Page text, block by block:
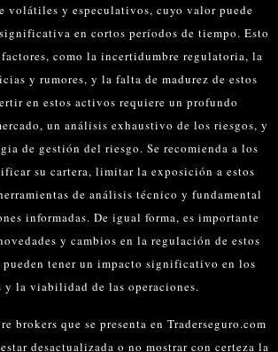
volátiles y especulativos, cuyo valor puede
en cortos períodos de tiempo. Esto
factores, como la incertidumbre regulatoria, la
y rumores, y la falta de madurez de estos
en estos activos requiere un profundo
un análisis exhaustivo de los riesgos, y
de gestión del riesgo. Se recomienda a los
su cartera, limitar la exposición a estos
de análisis técnico y fundamental
informadas. De igual forma, es importante
y cambios en la regulación de estos
pueden tener un impacto significativo en los
y la viabilidad de las operaciones.
brokers que se presenta en Traderseguro.com
desactualizada o no mostrar con certeza la